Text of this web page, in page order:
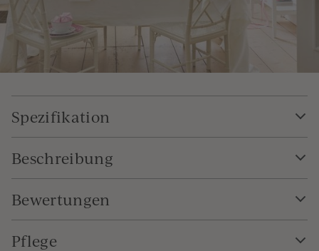
Spezifikation
Beschreibung
Bewertungen
Pflege